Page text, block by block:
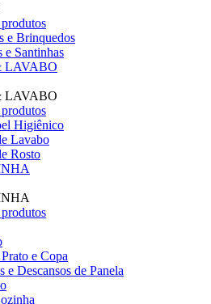
e Brinquedos
e Santinhas
LAVABO
LAVABO
Higiênico
Lavabo
Rosto
e Copa
e Descansos de Panela